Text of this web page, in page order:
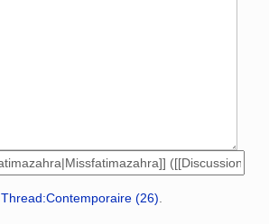
Thread:Contemporaire (26).